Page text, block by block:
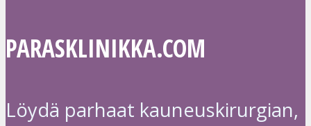
PARASKLINIKKA.COM
Löydä parhaat kauneuskirurgian,